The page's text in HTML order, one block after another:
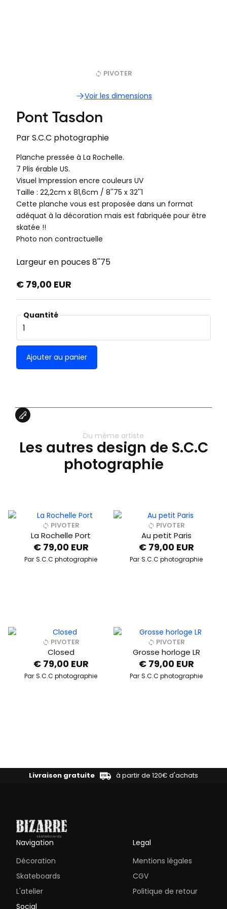
PIVOTER
Voir les dimensions
Pont Tasdon
ParS.C.C photographie
Planche pressée à La Rochelle.
7 Plis érable US.
Visuel Impression encre couleurs UV
Taille : 22,2cm x 81,6cm‍ / 8''75 x 32''1
Cette planche vous est proposée dans un format
adéquat à la décoration mais est fabriquée pour être
skatée !!
Photo non contractuelle
Largeur en pouces8''75
€ 79,00 EUR
Quantité
Du même artiste
Les autres design de S.C.C
photographie
PIVOTER
La Rochelle Port
€ 79,00 EUR
Par S.C.C photographie
PIVOTER
Au petit Paris
€ 79,00 EUR
Par S.C.C photographie
PIVOTER
Closed
€ 79,00 EUR
Par S.C.C photographie
PIVOTER
Grosse horloge LR
€ 79,00 EUR
Par S.C.C photographie
Livraison gratuite à partir de 120€ d'achats
Navigation
Décoration
Skateboards
L'atelier
Legal
Mentions légales
CGV
Politique de retour
Social